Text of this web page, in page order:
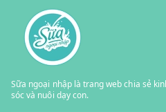
Sữa ngoại nhập là trang web chia sẻ
sóc và nuôi dạy con.